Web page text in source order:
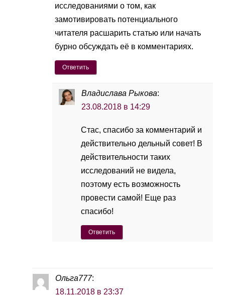
исследованиями о том, как
замотивировать потенциального
читателя расшарить статью или начать
бурно обсуждать её в комментариях.
Ответить
Владислава Рыкова:
23.08.2018 в 14:29
Стас, спасибо за комментарий и
действительно дельный совет! В
действительности таких
исследований не видела,
поэтому есть возможность
провести самой! Еще раз
спасибо!
Ответить
Ольга777:
18.11.2018 в 23:37